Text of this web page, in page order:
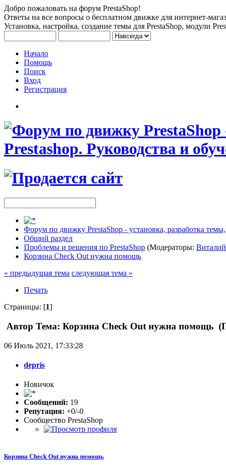
Добро пожаловать на форум PrestaShop!
Ответы на все вопросы о бесплатном движке для интернет-
Установка, настройка, создание темы для PrestaShop, модули
Начало
Помощь
Поиск
Вход
Регистрация
Форум по движку PrestaShop - установка, разработка
Общий раздел
Проблемы и решения по PrestaShop (Модераторы: Виталий
Корзина Check Out нужна помощь
« предыдущая тема следующая тема »
Печать
Страницы: [1]
Автор Тема: Корзина Check Out нужна помощь
06 Июль 2021, 17:33:28
depris
Новичок
Сообщений: 19
Репутация: +0/-0
Сообщество PrestaShop
Корзина Check Out нужна помощь